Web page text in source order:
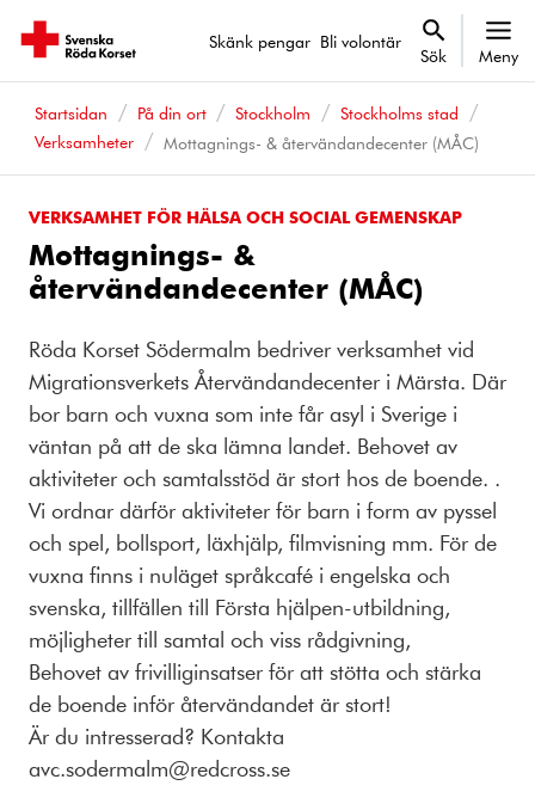
Skänk pengar Bli volontär
Sök Meny
Startsidan På din ort Stockholm
Stockholms stad
Verksamheter
Mottagnings- & återvändandecenter (MÅC)
VERKSAMHET FÖR HÄLSA OCH SOCIAL GEMENSKAP
Mottagnings- &
återvändandecenter (MÅC)
Röda Korset Södermalm bedriver verksamhet vid
Migrationsverkets Återvändandecenter i Märsta. Där
bor barn och vuxna som inte får asyl i Sverige i
väntan på att de ska lämna landet. Behovet av
aktiviteter och samtalsstöd är stort hos de boende. .
Vi ordnar därför aktiviteter för barn i form av pyssel
och spel, bollsport, läxhjälp, filmvisning mm. För de
vuxna finns i nuläget språkcafé i engelska och
svenska, tillfällen till Första hjälpen-utbildning,
möjligheter till samtal och viss rådgivning,
Behovet av frivilliginsatser för att stötta och stärka
de boende inför återvändandet är stort!
Är du intresserad? Kontakta
avc.sodermalm@redcross.se